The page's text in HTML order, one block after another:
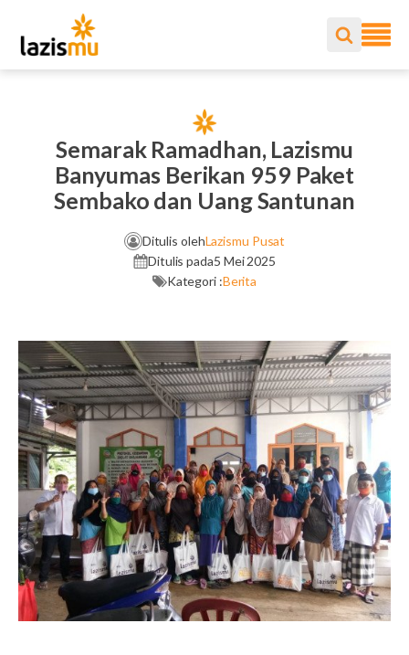
Semarak Ramadhan, Lazismu
Banyumas Berikan 959 Paket
Sembako dan Uang Santunan
Ditulis olehLazismu Pusat
Ditulis pada5 Mei 2025
Kategori :Berita